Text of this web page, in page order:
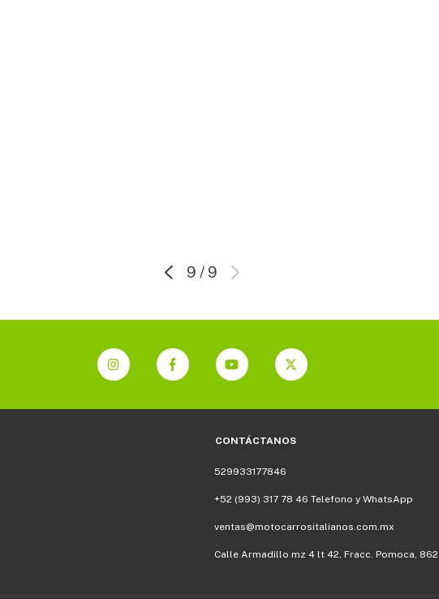
9 / 9
CONTÁCTANOS
529933177846
+52 (993) 317 78 46 Telefono y WhatsApp
ventas@motocarrositalianos.com.mx
Calle Armadillo mz 4 lt 42, Fracc. Pomoca,